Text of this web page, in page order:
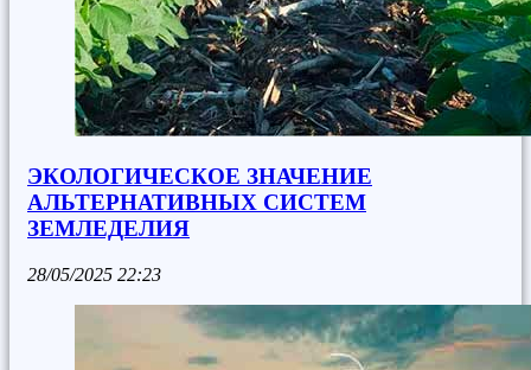
ЭКОЛОГИЧЕСКОЕ ЗНАЧЕНИЕ
АЛЬТЕРНАТИВНЫХ СИСТЕМ
ЗЕМЛЕДЕЛИЯ
28/05/2025 22:23